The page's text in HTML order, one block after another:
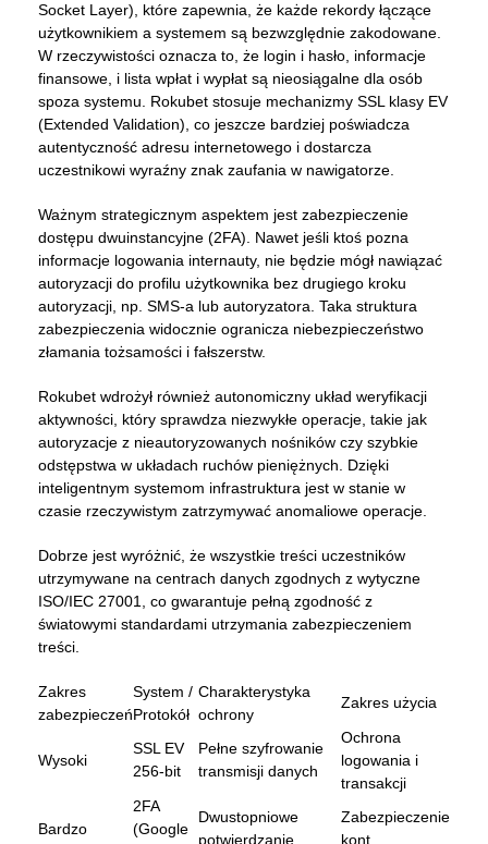
Socket Layer), które zapewnia, że każde rekordy łączące
użytkownikiem a systemem są bezwzględnie zakodowane.
W rzeczywistości oznacza to, że login i hasło, informacje
finansowe, i lista wpłat i wypłat są nieosiągalne dla osób
spoza systemu. Rokubet stosuje mechanizmy SSL klasy EV
(Extended Validation), co jeszcze bardziej poświadcza
autentyczność adresu internetowego i dostarcza
uczestnikowi wyraźny znak zaufania w nawigatorze.
Ważnym strategicznym aspektem jest zabezpieczenie
dostępu dwuinstancyjne (2FA). Nawet jeśli ktoś pozna
informacje logowania internauty, nie będzie mógł nawiązać
autoryzacji do profilu użytkownika bez drugiego kroku
autoryzacji, np. SMS-a lub autoryzatora. Taka struktura
zabezpieczenia widocznie ogranicza niebezpieczeństwo
złamania tożsamości i fałszerstw.
Rokubet wdrożył również autonomiczny układ weryfikacji
aktywności, który sprawdza niezwykłe operacje, takie jak
autoryzacje z nieautoryzowanych nośników czy szybkie
odstępstwa w układach ruchów pieniężnych. Dzięki
inteligentnym systemom infrastruktura jest w stanie w
czasie rzeczywistym zatrzymywać anomaliowe operacje.
Dobrze jest wyróżnić, że wszystkie treści uczestników
utrzymywane na centrach danych zgodnych z wytyczne
ISO/IEC 27001, co gwarantuje pełną zgodność z
światowymi standardami utrzymania zabezpieczeniem
treści.
Zakres
zabezpieczeń
System /
Protokół
Charakterystyka
ochrony
Zakres użycia
Wysoki
SSL EV
256-bit
Pełne szyfrowanie
transmisji danych
Ochrona
logowania i
transakcji
Bardzo
2FA
(Google
Dwustopniowe
potwierdzanie
Zabezpieczenie
kont